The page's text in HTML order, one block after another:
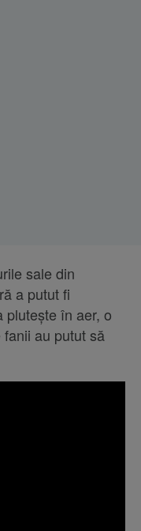
sale din
a putut fi
plutește în aer, o
au putut să